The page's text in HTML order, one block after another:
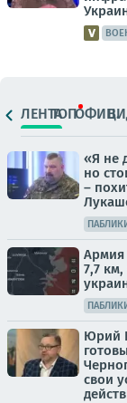
ЛЕНТАТОПОФИЦ.
«Я не
но
–
Армия
7,7
Юрий
свои